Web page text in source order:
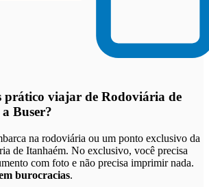
prático viajar de Rodoviária de
Buser?
na rodoviária ou um ponto exclusivo da
de Itanhaém. No exclusivo, você precisa
com foto e não precisa imprimir nada.
burocracias.